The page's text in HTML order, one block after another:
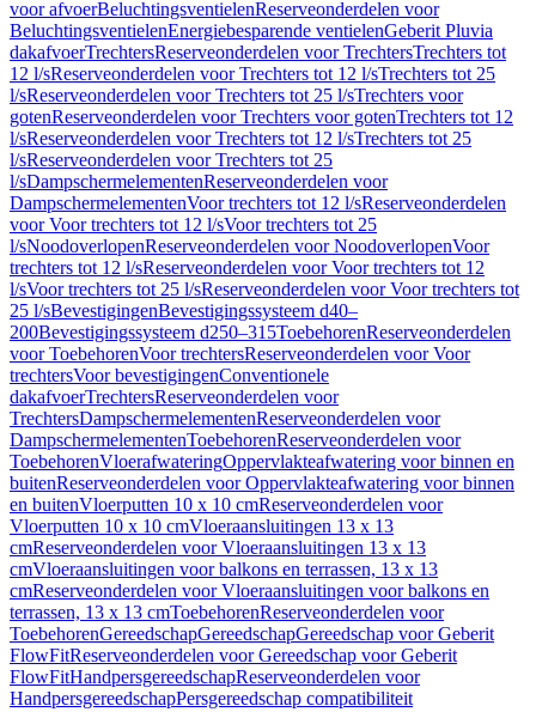
voor afvoerBeluchtingsventielenReserveonderdelen voor
BeluchtingsventielenEnergiebesparende ventielenGeberit Pluvia
dakafvoerTrechtersReserveonderdelen voor TrechtersTrechters tot
12 l/sReserveonderdelen voor Trechters tot 12 l/sTrechters tot 25
l/sReserveonderdelen voor Trechters tot 25 l/sTrechters voor
gotenReserveonderdelen voor Trechters voor gotenTrechters tot 12
l/sReserveonderdelen voor Trechters tot 12 l/sTrechters tot 25
l/sReserveonderdelen voor Trechters tot 25
l/sDampschermelementenReserveonderdelen voor
DampschermelementenVoor trechters tot 12 l/sReserveonderdelen
voor Voor trechters tot 12 l/sVoor trechters tot 25
l/sNoodoverlopenReserveonderdelen voor NoodoverlopenVoor
trechters tot 12 l/sReserveonderdelen voor Voor trechters tot 12
l/sVoor trechters tot 25 l/sReserveonderdelen voor Voor trechters tot
25 l/sBevestigingenBevestigingssysteem d40–
200Bevestigingssysteem d250–315ToebehorenReserveonderdelen
voor ToebehorenVoor trechtersReserveonderdelen voor Voor
trechtersVoor bevestigingenConventionele
dakafvoerTrechtersReserveonderdelen voor
TrechtersDampschermelementenReserveonderdelen voor
DampschermelementenToebehorenReserveonderdelen voor
ToebehorenVloerafwateringOppervlakteafwatering voor binnen en
buitenReserveonderdelen voor Oppervlakteafwatering voor binnen
en buitenVloerputten 10 x 10 cmReserveonderdelen voor
Vloerputten 10 x 10 cmVloeraansluitingen 13 x 13
cmReserveonderdelen voor Vloeraansluitingen 13 x 13
cmVloeraansluitingen voor balkons en terrassen, 13 x 13
cmReserveonderdelen voor Vloeraansluitingen voor balkons en
terrassen, 13 x 13 cmToebehorenReserveonderdelen voor
ToebehorenGereedschapGereedschapGereedschap voor Geberit
FlowFitReserveonderdelen voor Gereedschap voor Geberit
FlowFitHandpersgereedschapReserveonderdelen voor
HandpersgereedschapPersgereedschap compatibiliteit